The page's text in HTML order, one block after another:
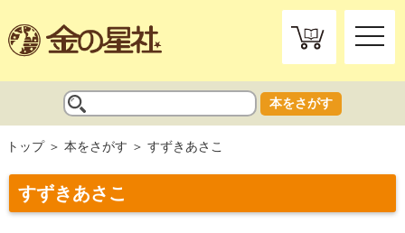
toggle
本をさがす
トップ 本をさがす すずきあさこ
すずきあさこ